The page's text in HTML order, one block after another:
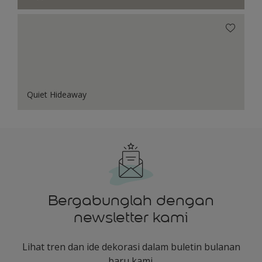
Quiet Hideaway
Bergabunglah dengan
newsletter kami
Lihat tren dan ide dekorasi dalam buletin bulanan